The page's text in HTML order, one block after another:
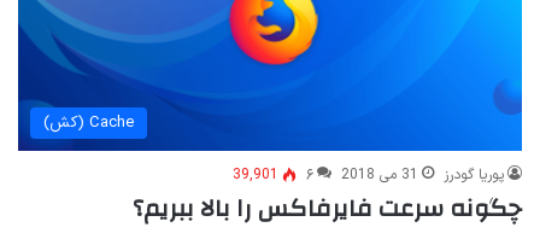
Cache (کش)
پوریا گودرز 31 می 2018 ۶ 39,901
چگونه سرعت فایرفاکس را بالا ببریم؟